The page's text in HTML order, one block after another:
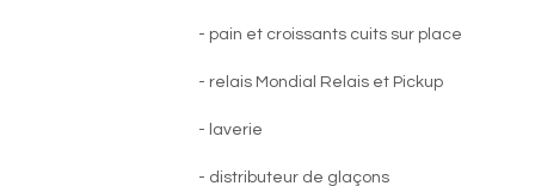
- pain et croissants cuits sur place
- relais Mondial Relais et Pickup
- laverie
- distributeur de glaçons